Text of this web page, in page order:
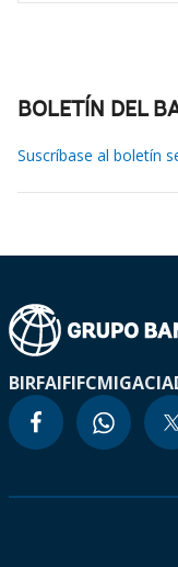
BOLETÍN DEL
Suscríbase al boletín
BIRFAIFIFCMIGA